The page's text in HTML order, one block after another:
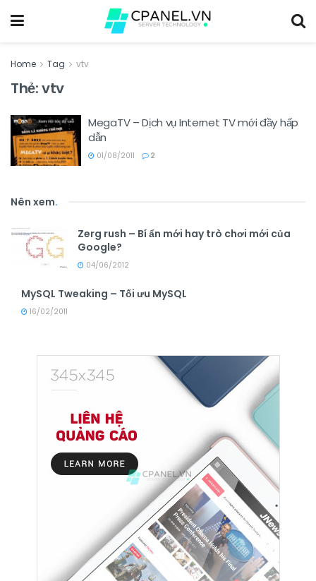
Home Tag vtv
Thẻ:vtv
MegaTV – Dịch vụ Internet TV mới đầy hấp
dẫn
01/08/2011 2
Nên xem.
Zerg rush – Bí ẩn mới hay trò chơi mới của
Google?
04/06/2012
MySQL Tweaking – Tối ưu MySQL
16/02/2011